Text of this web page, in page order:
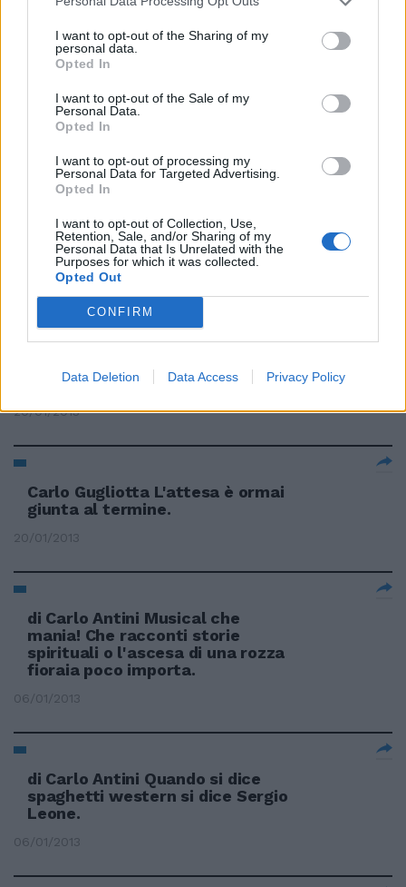
I want to opt-out of the Sharing of my
personal data.
Opted In
I want to opt-out of the Sale of my
Personal Data.
Opted In
I want to opt-out of processing my
Personal Data for Targeted Advertising.
Opted In
I want to opt-out of Collection, Use,
Retention, Sale, and/or Sharing of my
Personal Data that Is Unrelated with the
Purposes for which it was collected.
Opted Out
CONFIRM
Data Deletion Data Access Privacy Policy
Rusalka.
20/01/2013
Carlo Gugliotta Innerhofer non
sbaglia nulla e torna ad essere
Winnerhofer.
20/01/2013
di Mario Bernardi Guardi In «Non
è vero...ma ci credo», un film del
1952, il commendator Gervasio
Savastano (Peppino De Filippo),
particolarmente superstizioso,
assume nella sua fabbrica di
conserve Alberto (Carlo
Croccolo), un simpatico giovane.
20/01/2013
Carlo Gugliotta L'attesa è ormai
giunta al termine.
20/01/2013
di Carlo Antini Musical che
mania! Che racconti storie
spirituali o l'ascesa di una rozza
fioraia poco importa.
06/01/2013
di Carlo Antini Quando si dice
spaghetti western si dice Sergio
Leone.
06/01/2013